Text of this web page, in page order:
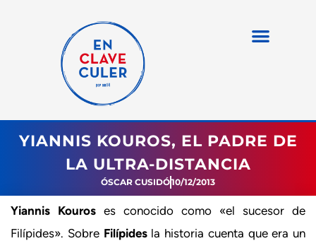
YIANNIS KOUROS, EL PADRE DE
LA ULTRA-DISTANCIA
ÓSCAR CUSIDÓ10/12/2013
Yiannis Kouros es conocido como «el sucesor de
Filípides». Sobre Filípidesla historia cuenta que era un